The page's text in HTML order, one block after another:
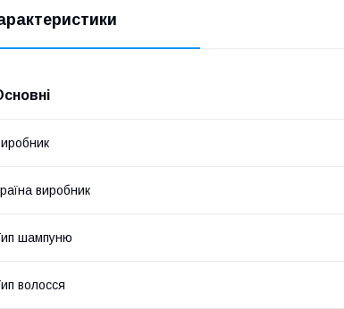
виробник
шампуню
волосся